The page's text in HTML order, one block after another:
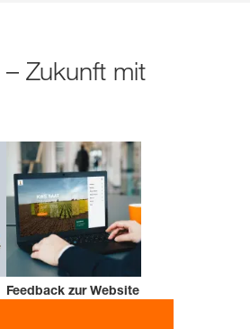
– Zukunft mit
Feedback zur Website